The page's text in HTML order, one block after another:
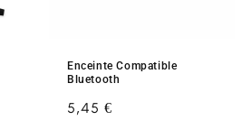
Enceinte Compatible
Bluetooth
Prix
5,45 €